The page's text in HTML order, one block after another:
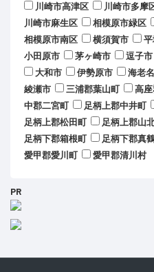
川崎市高津区
川崎市多摩
川崎市麻生区
相模原市緑区
相模原市南区
横須賀市
小田原市
茅ヶ崎市 逗子市
大和市
伊勢原市 海老
綾瀬市
三浦郡葉山町 高
中郡二宮町
足柄上郡中井町
足柄上郡松田町
足柄上郡山
足柄下郡箱根町
足柄下郡真
愛甲郡愛川町
愛甲郡清川村
PR